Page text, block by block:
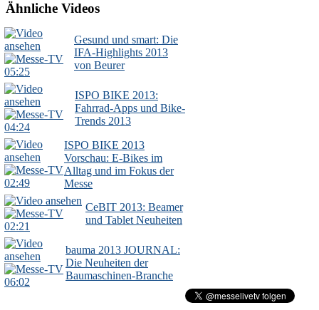
Ähnliche Videos
05:25
Gesund und smart: Die
IFA-Highlights 2013
von Beurer
04:24
ISPO BIKE 2013:
Fahrrad-Apps und Bike-
Trends 2013
02:49
ISPO BIKE 2013
Vorschau: E-Bikes im
Alltag und im Fokus der
Messe
02:21
CeBIT 2013: Beamer
und Tablet Neuheiten
06:02
bauma 2013 JOURNAL:
Die Neuheiten der
Baumaschinen-Branche